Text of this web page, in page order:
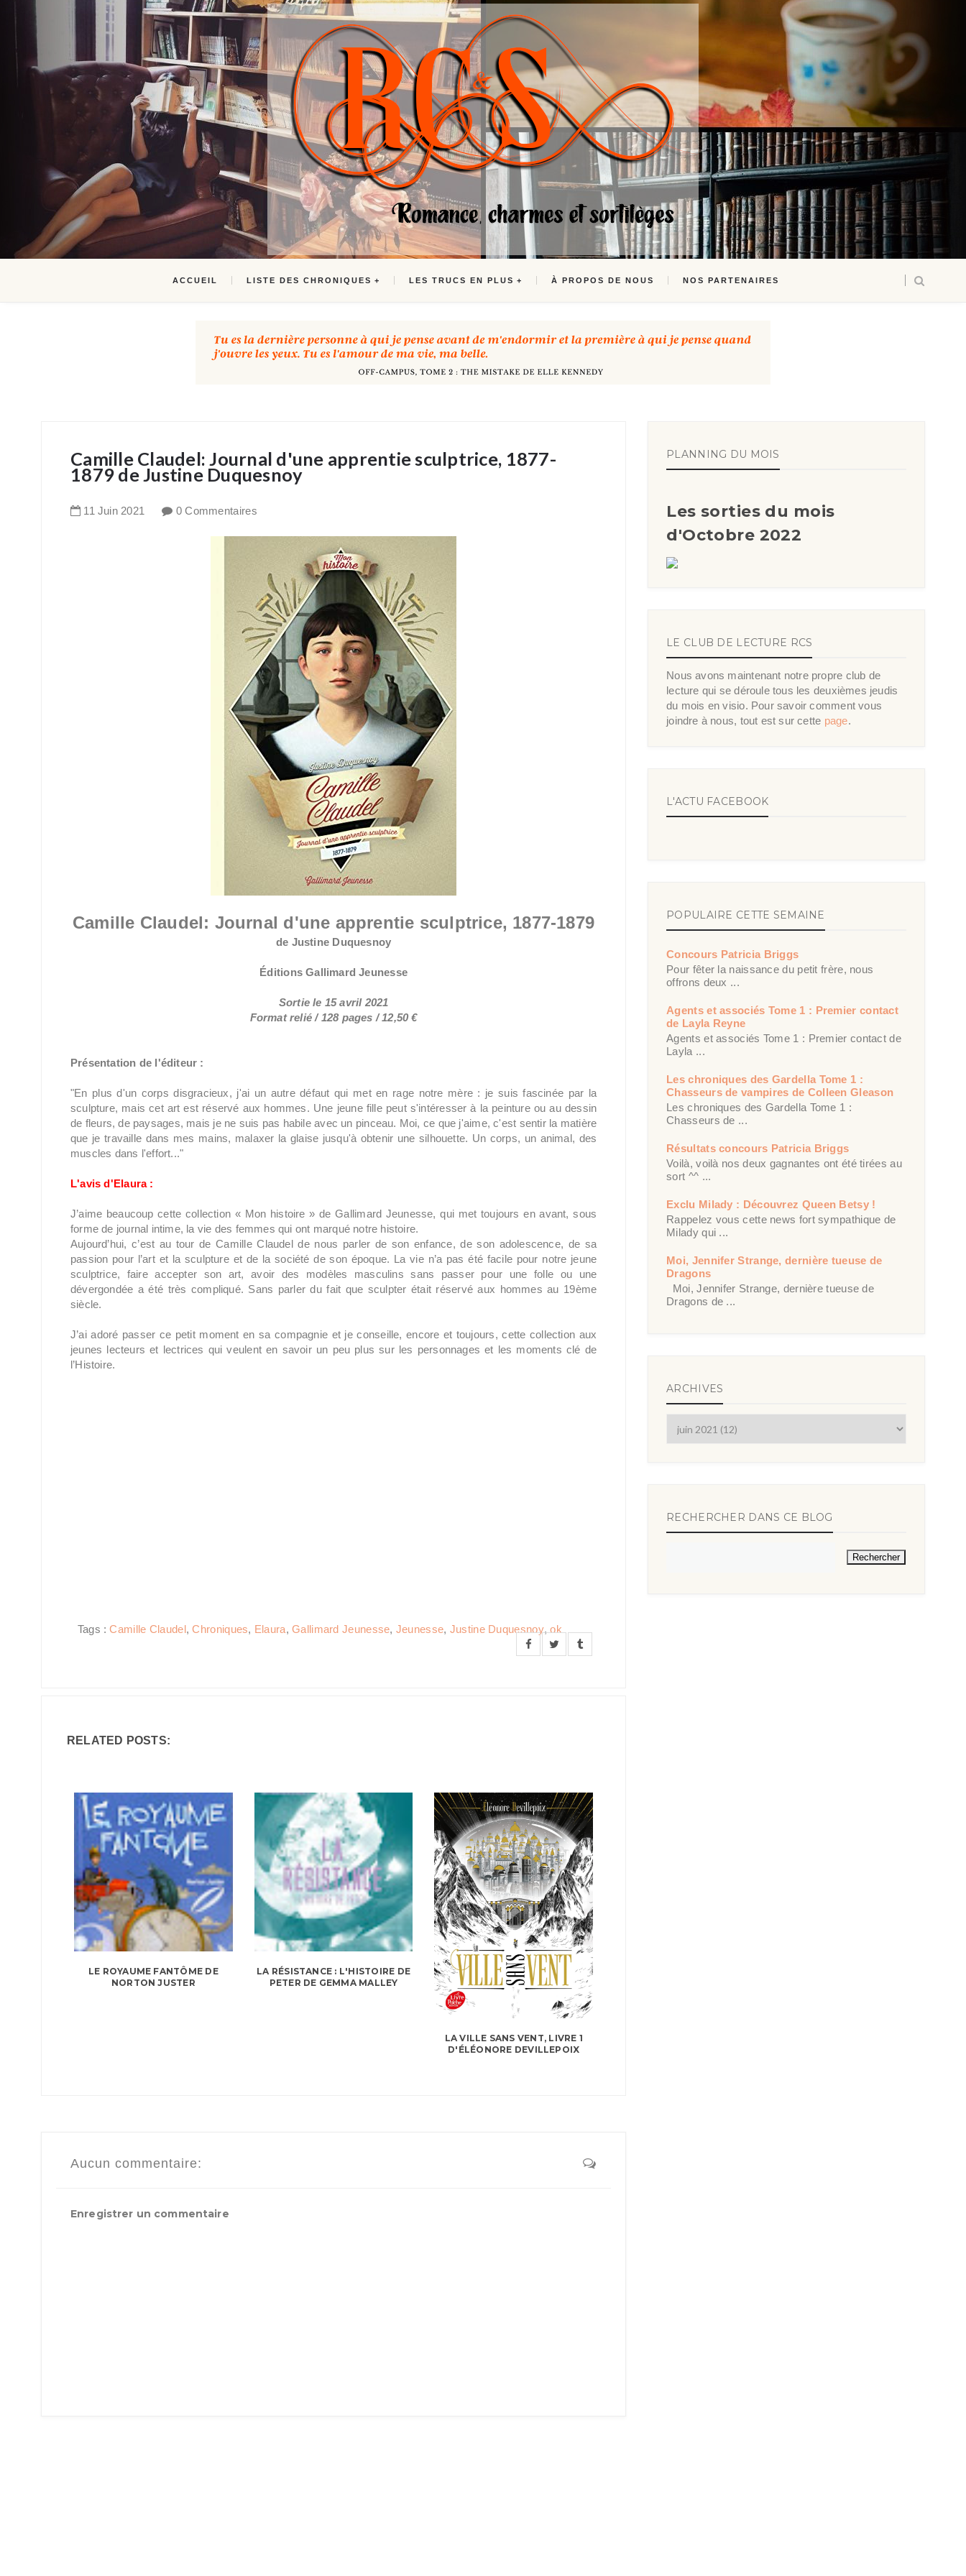
ACCUEIL LISTE DES CHRONIQUES LES TRUCS EN PLUS À PROPOS DE NOUS NOS PARTENAIRES
Camille Claudel: Journal d'une apprentie sculptrice, 1877-
1879 de Justine Duquesnoy
11 Juin 2021 0 Commentaires
Camille Claudel: Journal d'une apprentie sculptrice, 1877-1879
de Justine Duquesnoy
Éditions Gallimard Jeunesse
Sortie le 15 avril 2021
Format relié / 128 pages / 12,50 €
Présentation de l'éditeur :
"En plus d'un corps disgracieux, j'ai un autre défaut qui met en rage notre mère : je suis fascinée par la
sculpture, mais cet art est réservé aux hommes. Une jeune fille peut s'intéresser à la peinture ou au dessin
de fleurs, de paysages, mais je ne suis pas habile avec un pinceau. Moi, ce que j'aime, c'est sentir la matière
que je travaille dans mes mains, malaxer la glaise jusqu'à obtenir une silhouette. Un corps, un animal, des
muscles dans l'effort..."
L'avis d'Elaura :
J’aime beaucoup cette collection « Mon histoire » de Gallimard Jeunesse, qui met toujours en avant, sous
forme de journal intime, la vie des femmes qui ont marqué notre histoire.
Aujourd’hui, c’est au tour de Camille Claudel de nous parler de son enfance, de son adolescence, de sa
passion pour l’art et la sculpture et de la société de son époque. La vie n’a pas été facile pour notre jeune
sculptrice, faire accepter son art, avoir des modèles masculins sans passer pour une folle ou une
dévergondée a été très compliqué. Sans parler du fait que sculpter était réservé aux hommes au 19ème
siècle.
J’ai adoré passer ce petit moment en sa compagnie et je conseille, encore et toujours, cette collection aux
jeunes lecteurs et lectrices qui veulent en savoir un peu plus sur les personnages et les moments clé de
l’Histoire.
Tags :Camille Claudel,Chroniques, Elaura,Gallimard Jeunesse, Jeunesse, Justine Duquesnoy,ok
RELATED POSTS:
LE ROYAUME FANTÔME DE
NORTON JUSTER
LA RÉSISTANCE : L'HISTOIRE DE
PETER DE GEMMA MALLEY
LA VILLE SANS VENT, LIVRE 1
D'ÉLÉONORE DEVILLEPOIX
Aucun commentaire:
Enregistrer un commentaire
PLANNING DU MOIS
Les sorties du mois
d'Octobre 2022
LE CLUB DE LECTURE RCS
Nous avons maintenant notre propre club de
lecture qui se déroule tous les deuxièmes jeudis
du mois en visio. Pour savoir comment vous
joindre à nous, tout est sur cette page.
L'ACTU FACEBOOK
POPULAIRE CETTE SEMAINE
Concours Patricia Briggs
Pour fêter la naissance du petit frère, nous
offrons deux ...
Agents et associés Tome 1 : Premier contact
de Layla Reyne
Agents et associés Tome 1 : Premier contact de
Layla ...
Les chroniques des Gardella Tome 1 :
Chasseurs de vampires de Colleen Gleason
Les chroniques des Gardella Tome 1 :
Chasseurs de ...
Résultats concours Patricia Briggs
Voilà, voilà nos deux gagnantes ont été tirées au
sort ^^ ...
Exclu Milady : Découvrez Queen Betsy !
Rappelez vous cette news fort sympathique de
Milady qui ...
Moi, Jennifer Strange, dernière tueuse de
Dragons
Moi, Jennifer Strange, dernière tueuse de
Dragons de ...
ARCHIVES
RECHERCHER DANS CE BLOG